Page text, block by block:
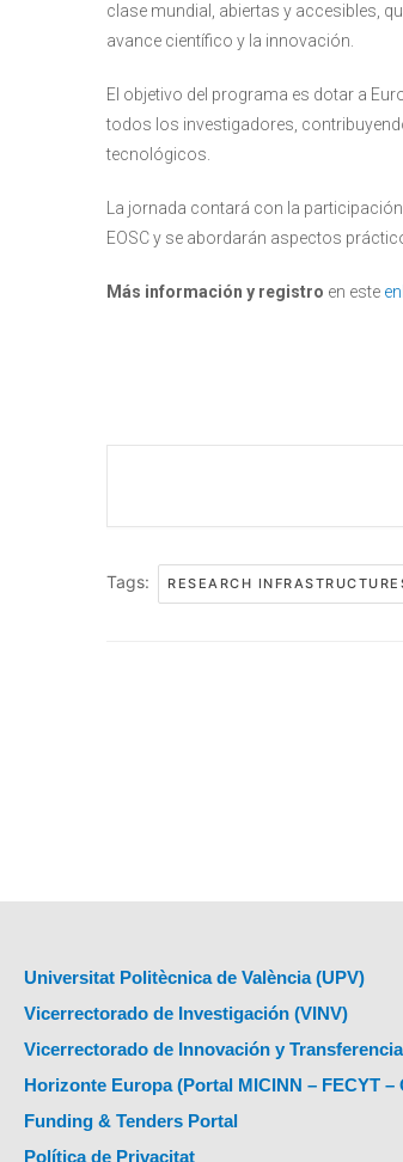
clase mundial, abiertas y accesibles,
avance científico y la innovación.
El objetivo del programa es dotar a
todos los investigadores,
tecnológicos.
La jornada contará con la
EOSC y se abordarán aspectos
Más información y registro en este
Tags: RESEARCH
Universitat Politècnica de València (UPV)
Vicerrectorado de Investigación (VINV)
Vicerrectorado de Innovación y
Horizonte Europa (Portal MICINN – FECYT –
Funding & Tenders Portal
Política de Privacitat